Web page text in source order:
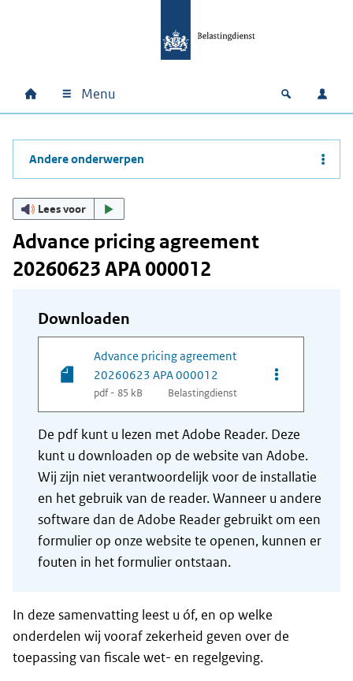
Hoofdnavigatie
Home Menu Open
Andere onderwerpen
Lees voor
Advance pricing agreement
20260623 APA 000012
Downloaden
Advance pricing agreement
20260623 APA 000012
pdf - 85 kB Belastingdienst
Opties van
De pdf kunt u lezen met Adobe Reader. Deze
kunt u downloaden op de website van Adobe.
Wij zijn niet verantwoordelijk voor de installatie
en het gebruik van de reader. Wanneer u andere
software dan de Adobe Reader gebruikt om een
formulier op onze website te openen, kunnen er
fouten in het formulier ontstaan.
In deze samenvatting leest u óf, en op welke
onderdelen wij vooraf zekerheid geven over de
toepassing van fiscale wet- en regelgeving.